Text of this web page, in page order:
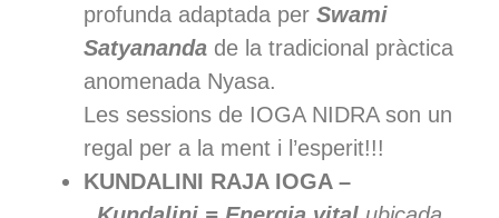
profunda adaptada per Swami
Satyananda de la tradicional pràctica
anomenada Nyasa.
Les sessions de IOGA NIDRA son un
regal per a la ment i l’esperit!!!
KUNDALINI RAJA IOGA –